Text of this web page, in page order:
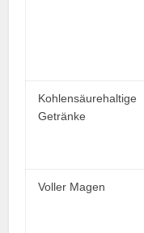
Kohlensäurehaltige
Getränke
Voller Magen